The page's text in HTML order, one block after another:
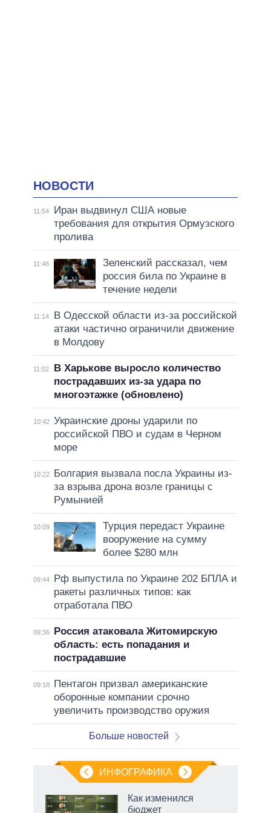
НОВОСТИ
11:54
Иран выдвинул США новые
требования для открытия Ормузского
пролива
11:48
Зеленский рассказал, чем
россия била по Украине в
течение недели
11:14
В Одесской области из-за российской
атаки частично ограничили движение
в Молдову
11:02
В Харькове выросло количество
пострадавших из-за удара по
многоэтажке (обновлено)
10:42 Украинские дроны ударили по
российской ПВО и судам в Черном
море
10:22
Болгария вызвала посла Украины из-
за взрыва дрона возле границы с
Румынией
10:09
Турция передаст Украине
вооружение на сумму
более $280 млн
09:44
Рф выпустила по Украине 202 БПЛА и
ракеты различных типов: как
отработала ПВО
09:36
Россия атаковала Житомирскую
область: есть попадания и
пострадавшие
09:18
Пентагон призвал американские
оборонные компании срочно
увеличить производство оружия
Больше новостей
ИНФОГРАФИКА
Как изменился
бюджет